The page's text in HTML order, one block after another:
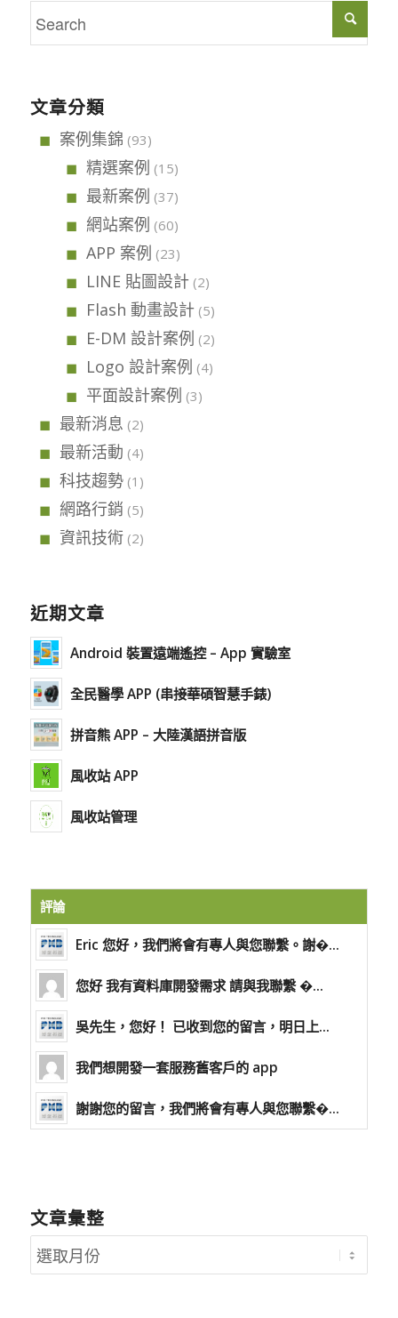
文章分類
案例集錦 (93)
精選案例 (15)
最新案例 (37)
網站案例 (60)
APP 案例 (23)
LINE 貼圖設計(2)
Flash 動畫設計(5)
E-DM 設計案例 (2)
Logo 設計案例 (4)
平面設計案例 (3)
最新消息 (2)
最新活動 (4)
科技趨勢(1)
網路行銷 (5)
資訊技術(2)
近期文章
Android 裝置遠端遙控 – App 實驗室
全民醫學 APP (串接華碩智慧手錶)
拼音熊 APP – 大陸漢語拼音版
風收站 APP
風收站管理
評論
Eric 您好，我們將會有專人與您聯繫。謝�...
您好 我有資料庫開發需求 請與我聯繫 �...
吳先生，您好！ 已收到您的留言，明日上...
我們想開發一套服務舊客戶的 app
謝謝您的留言，我們將會有專人與您聯繫�...
文章彙整